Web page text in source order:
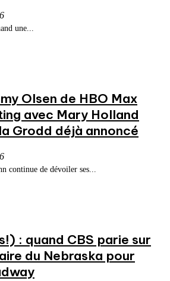
une...
Olsen de HBO Max
avec Mary Holland
Grodd déjà annoncé
continue de dévoiler ses...
: quand CBS parie sur
du Nebraska pour